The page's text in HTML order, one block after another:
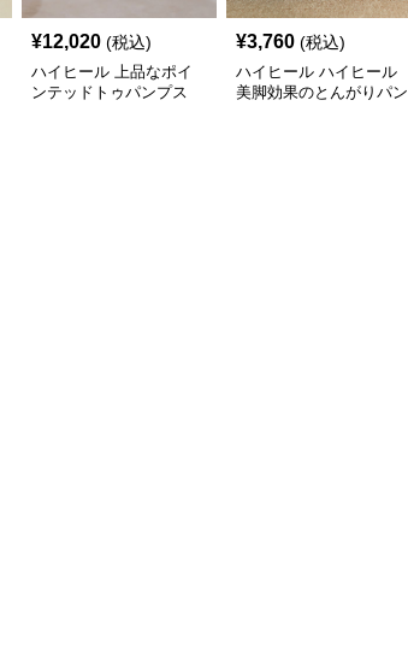
¥12,020 (税込)
ハイヒール 上品なポイ
ンテッドトゥパンプス
¥3,760 (税込)
ハイヒール ハイヒール
美脚効果のとんがりパン